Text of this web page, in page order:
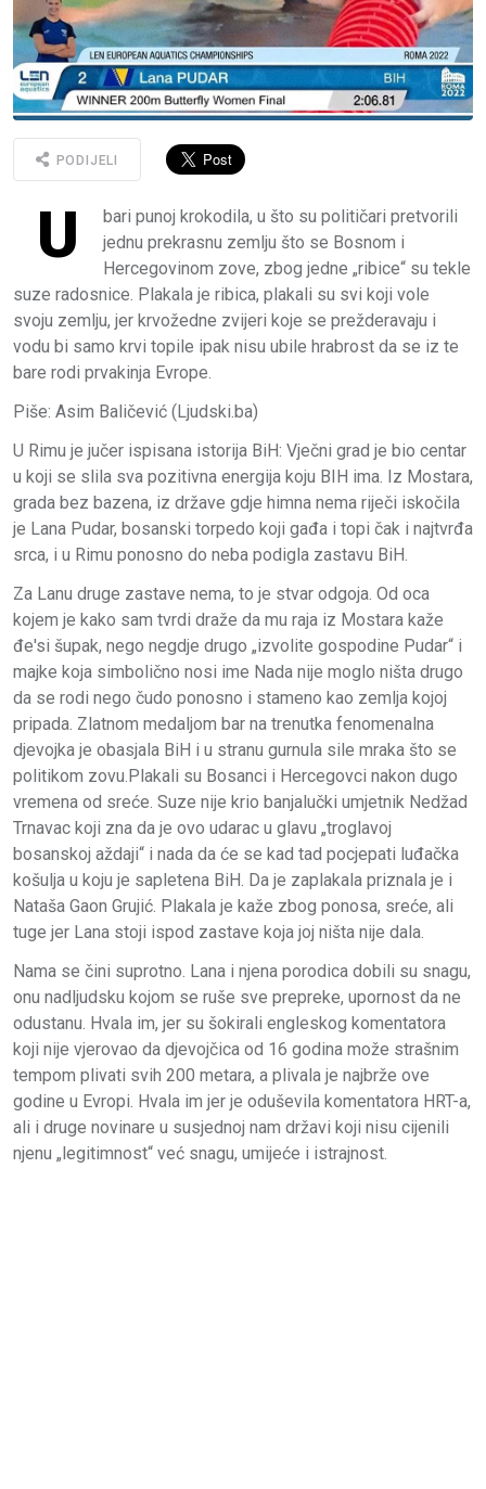
PODIJELI
U
bari punoj krokodila, u što su političari pretvorili
jednu prekrasnu zemlju što se Bosnom i
Hercegovinom zove, zbog jedne „ribice“ su tekle
suze radosnice. Plakala je ribica, plakali su svi koji vole
svoju zemlju, jer krvožedne zvijeri koje se prežderavaju i
vodu bi samo krvi topile ipak nisu ubile hrabrost da se iz te
bare rodi prvakinja Evrope.
Piše: Asim Baličević (Ljudski.ba)
U Rimu je jučer ispisana istorija BiH: Vječni grad je bio centar
u koji se slila sva pozitivna energija koju BIH ima. Iz Mostara,
grada bez bazena, iz države gdje himna nema riječi iskočila
je Lana Pudar, bosanski torpedo koji gađa i topi čak i najtvrđa
srca, i u Rimu ponosno do neba podigla zastavu BiH.
Za Lanu druge zastave nema, to je stvar odgoja. Od oca
kojem je kako sam tvrdi draže da mu raja iz Mostara kaže
đe'si šupak, nego negdje drugo „izvolite gospodine Pudar“ i
majke koja simbolično nosi ime Nada nije moglo ništa drugo
da se rodi nego čudo ponosno i stameno kao zemlja kojoj
pripada. Zlatnom medaljom bar na trenutka fenomenalna
djevojka je obasjala BiH i u stranu gurnula sile mraka što se
politikom zovu.Plakali su Bosanci i Hercegovci nakon dugo
vremena od sreće. Suze nije krio banjalučki umjetnik Nedžad
Trnavac koji zna da je ovo udarac u glavu „troglavoj
bosanskoj aždaji“ i nada da će se kad tad pocjepati luđačka
košulja u koju je sapletena BiH. Da je zaplakala priznala je i
Nataša Gaon Grujić. Plakala je kaže zbog ponosa, sreće, ali
tuge jer Lana stoji ispod zastave koja joj ništa nije dala.
Nama se čini suprotno. Lana i njena porodica dobili su snagu,
onu nadljudsku kojom se ruše sve prepreke, upornost da ne
odustanu. Hvala im, jer su šokirali engleskog komentatora
koji nije vjerovao da djevojčica od 16 godina može strašnim
tempom plivati svih 200 metara, a plivala je najbrže ove
godine u Evropi. Hvala im jer je oduševila komentatora HRT-a,
ali i druge novinare u susjednoj nam državi koji nisu cijenili
njenu „legitimnost“ već snagu, umijeće i istrajnost.